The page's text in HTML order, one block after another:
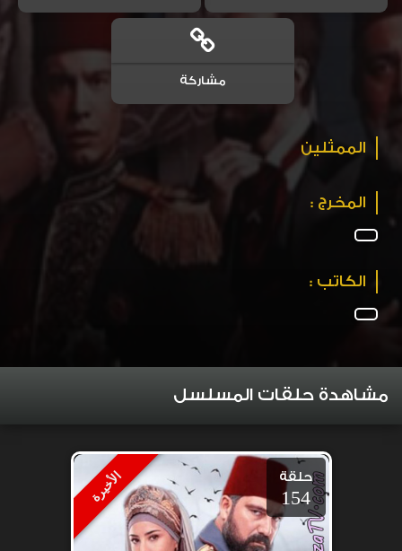
مشاركة
الممثلين
المخرج :
الكاتب :
مشاهدة حلقات المسلسل
الأخيرة حلقة
154